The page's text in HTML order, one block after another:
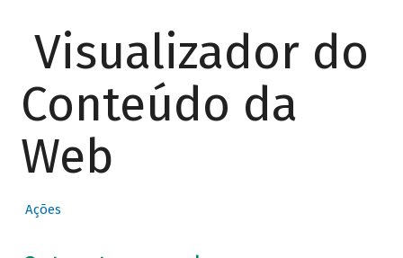
Visualizador do
Conteúdo da
Web
Ações